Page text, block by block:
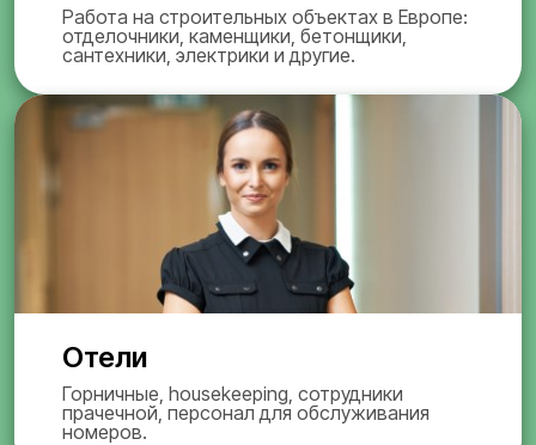
Работа на строительных объектах в Европе:
отделочники, каменщики, бетонщики,
сантехники, электрики и другие.
Отели
Горничные, housekeeping, сотрудники
прачечной, персонал для обслуживания
номеров.